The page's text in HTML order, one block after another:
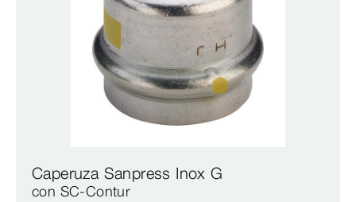
Caperuza Sanpress Inox G
con SC‑Contur